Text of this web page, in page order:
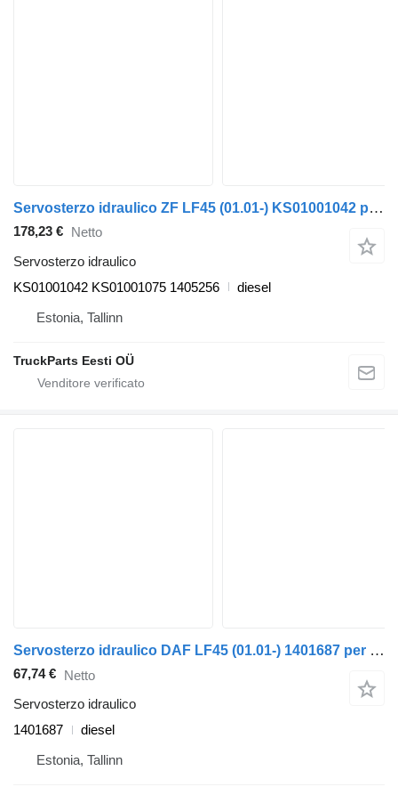
Servosterzo idraulico ZF LF45 (01.01-) KS01001042 per trattore stradale DAF LF45, LF55, LF180, CF65, CF75, CF85 (2001-)
178,23 €
Netto
Servosterzo idraulico
KS01001042 KS01001075 1405256
diesel
Estonia, Tallinn
TruckParts Eesti OÜ
Servosterzo idraulico DAF LF45 (01.01-) 1401687 per trattore stradale DAF LF45, LF55, LF180, CF65, CF75, CF85 (2001-)
67,74 € Netto
Servosterzo idraulico
1401687
diesel
Estonia, Tallinn